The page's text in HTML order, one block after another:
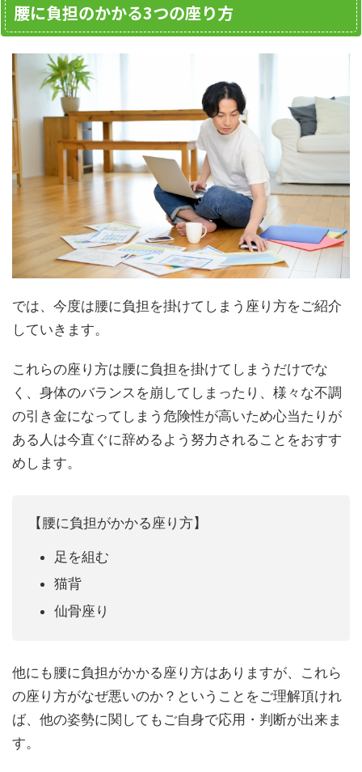
腰に負担のかかる3つの座り方
では、今度は腰に負担を掛けてしまう座り方をご紹介
していきます。
これらの座り方は腰に負担を掛けてしまうだけでな
く、身体のバランスを崩してしまったり、様々な不調
の引き金になってしまう危険性が高いため心当たりが
ある人は今直ぐに辞めるよう努力されることをおすす
めします。
【腰に負担がかかる座り方】
足を組む
猫背
仙骨座り
他にも腰に負担がかかる座り方はありますが、これら
の座り方がなぜ悪いのか？ということをご理解頂けれ
ば、他の姿勢に関してもご自身で応用・判断が出来ま
す。